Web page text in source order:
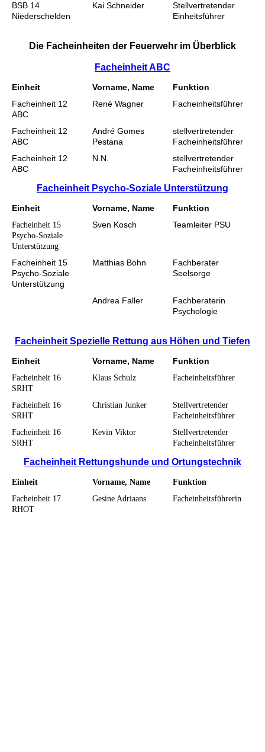
BSB 14
Niederschelden
Kai Schneider
Stellvertretender
Einheitsführer
Die Facheinheiten der Feuerwehr im Überblick
Facheinheit ABC
Einheit Vorname, Name
Funktion
Facheinheit 12
ABC
René Wagner Facheinheitsführer
Facheinheit 12
ABC
André Gomes
Pestana
stellvertretender
Facheinheitsführer
Facheinheit 12
ABC
N.N.
stellvertretender
Facheinheitsführer
Facheinheit Psycho-Soziale Unterstützung
Einheit Vorname, Name Funktion
Facheinheit 15
Psycho-Soziale
Unterstützung
Sven Kosch Teamleiter PSU
Facheinheit 15
Psycho-Soziale
Unterstützung
Matthias Bohn
Fachberater
Seelsorge
Andrea Faller
Fachberaterin
Psychologie
Facheinheit Spezielle Rettung aus Höhen und Tiefen
Einheit Vorname, Name Funktion
Facheinheit 16
SRHT
Klaus Schulz Facheinheitsführer
Facheinheit 16
SRHT
Christian Junker
Stellvertretender
Facheinheitsführer
Facheinheit 16
SRHT
Kevin Viktor
Stellvertretender
Facheinheitsführer
Facheinheit Rettungshunde und Ortungstechnik
Einheit Vorname, Name
Funktion
Facheinheit 17
RHOT
Gesine Adriaans Facheinheitsführerin